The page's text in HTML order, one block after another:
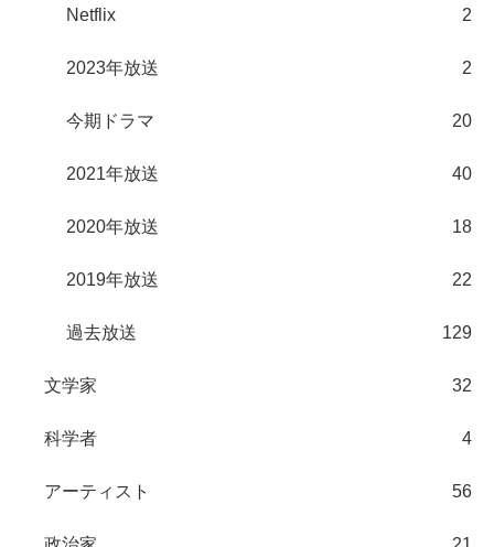
Netflix 2
2023年放送 2
今期ドラマ 20
2021年放送 40
2020年放送 18
2019年放送 22
過去放送 129
文学家 32
科学者 4
アーティスト 56